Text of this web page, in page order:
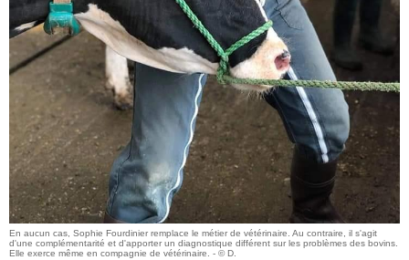
En aucun cas, Sophie Fourdinier remplace le métier de vétérinaire. Au contraire, il s'agit
d'une complémentarité et d'apporter un diagnostique différent sur les problèmes des bovins.
Elle exerce même en compagnie de vétérinaire. - © D.